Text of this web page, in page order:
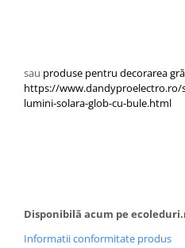
sau produse pentru decorarea
https://
lumini-solara-glob-cu-bule.html
Disponibilă acum pe
Informatii conformitate produs